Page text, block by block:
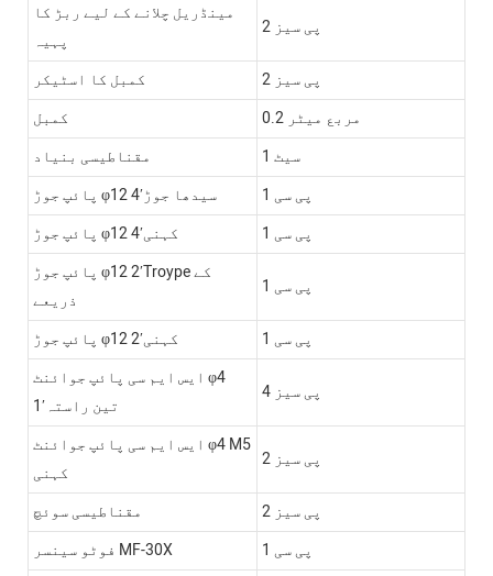
مینڈریل چلانے کے لیے ربڑ کا
پہیہ
2 پی سیز
کمبل کا اسٹیکر
2 پی سیز
کمبل
0.2 مربع میٹر
مقناطیسی بنیاد
1 سیٹ
پائپ جوڑ φ12 4′سیدھا جوڑ
1 پی سی
پائپ جوڑ φ12 4′کہنی
1 پی سی
پائپ جوڑ φ12 2′Troype کے
ذریعے
1 پی سی
پائپ جوڑ φ12 2′کہنی
1 پی سی
ایس ایم سی پائپ جوائنٹ φ4
1′تین راستہ
4 پی سیز
ایس ایم سی پائپ جوائنٹ φ4 M5
کہنی
2 پی سیز
مقناطیسی سوئچ
2 پی سیز
فوٹو سینسر MF-30X
1 پی سی